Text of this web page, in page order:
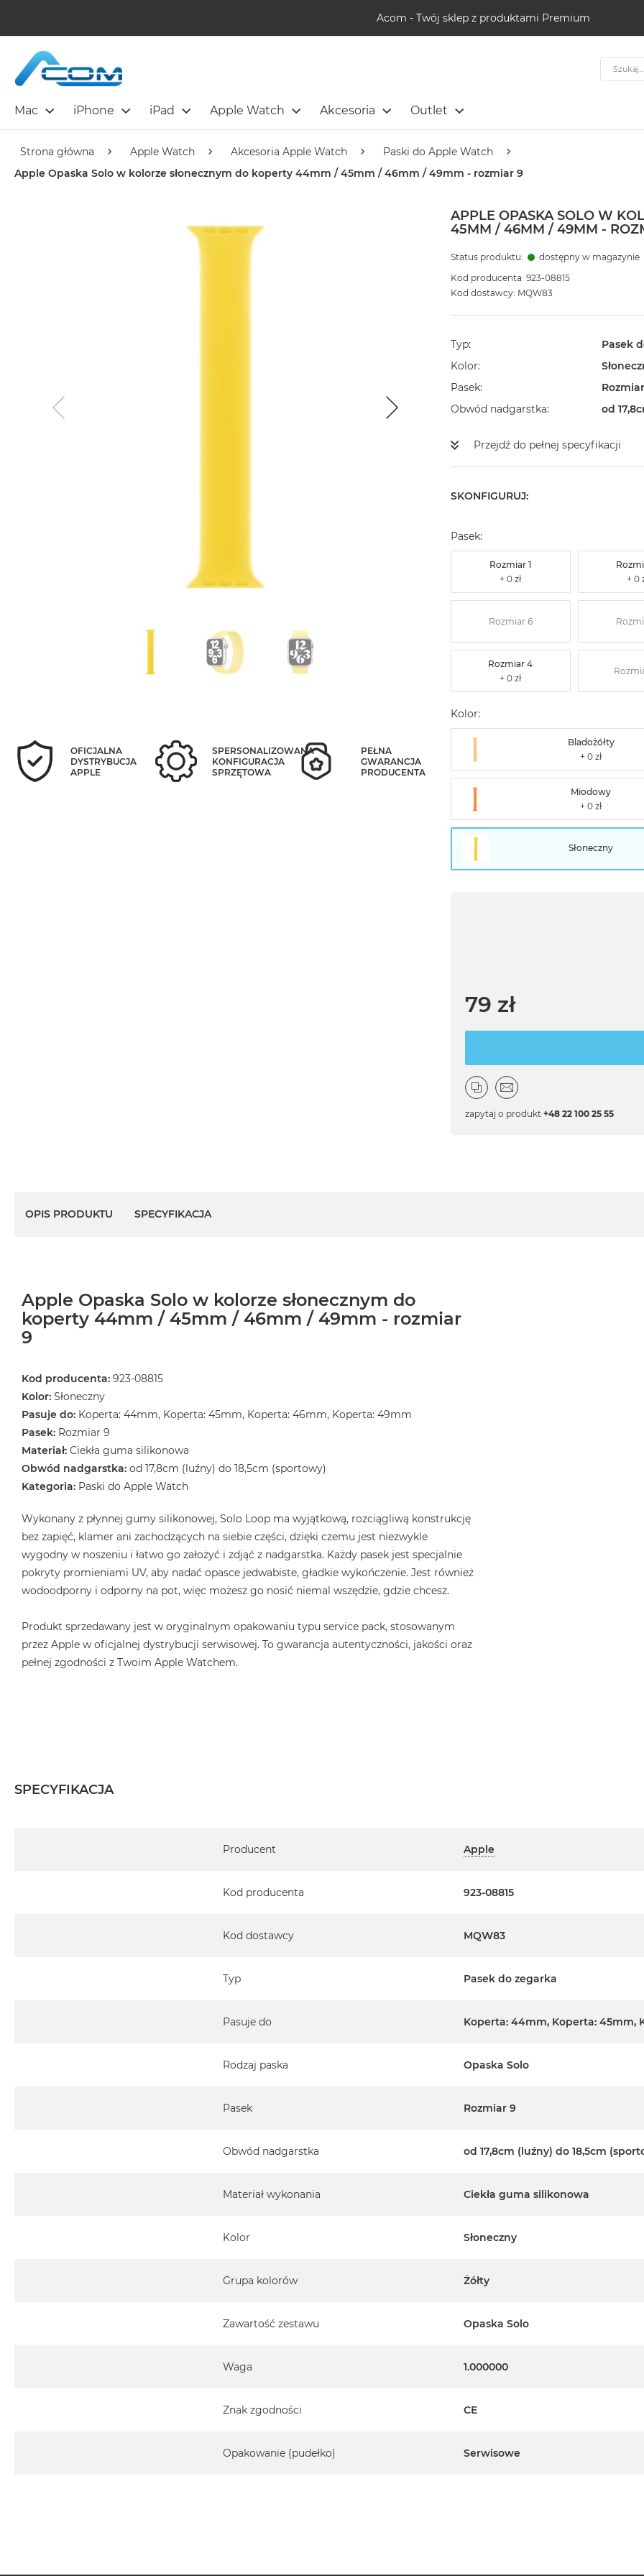
Acom - Twój sklep z produktami Premium
Mac iPhone iPad Apple Watch Akcesoria Outlet
Szukaj
Strona główna Apple Watch Akcesoria Apple Watch
Paski do Apple Watch
Apple Opaska Solo w kolorze słonecznym do koperty 44mm / 45mm / 46mm / 49mm - rozmiar 9
APPLE OPASKA SOLO W
45MM / 46MM / 49MM -
Status produktu:
dostępny w magazynie
Kod producenta: 923-08815
Kod dostawcy: MQW83
Typ
Pasek
Kolor
Pasek
Obwód nadgarstka
od
Przejdź do pełnej specyfikacji
SKONFIGURUJ:
Pasek:
Rozmiar 1
Rozmiar 6
Rozmiar 4
Kolor:
Bladożółty
Miodowy
Słoneczny
79 zł
zapytaj o produkt +48 22 100 25 55
OFICJALNA
DYSTRYBUCJA
APPLE
SPERSONALIZOWANA
KONFIGURACJA
SPRZĘTOWA
PEŁNA
GWARANCJA
PRODUCENTA
OPIS PRODUKTU SPECYFIKACJA
Apple Opaska Solo w kolorze słonecznym do
koperty 44mm / 45mm / 46mm / 49mm - rozmiar
9
Kod producenta: 923-08815
Kolor: Słoneczny
Pasuje do: Koperta: 44mm, Koperta: 45mm, Koperta: 46mm, Koperta: 49mm
Pasek: Rozmiar 9
Materiał: Ciekła guma silikonowa
Obwód nadgarstka: od 17,8cm (luźny) do 18,5cm (sportowy)
Kategoria: Paski do Apple Watch
Wykonany z płynnej gumy silikonowej, Solo Loop ma wyjątkową, rozciągliwą konstrukcję
bez zapięć, klamer ani zachodzących na siebie części, dzięki czemu jest niezwykle
wygodny w noszeniu i łatwo go założyć i zdjąć z nadgarstka. Każdy pasek jest specjalnie
pokryty promieniami UV, aby nadać opasce jedwabiste, gładkie wykończenie. Jest również
wodoodporny i odporny na pot, więc możesz go nosić niemal wszędzie, gdzie chcesz.
Produkt sprzedawany jest w oryginalnym opakowaniu typu service pack, stosowanym
przez Apple w oficjalnej dystrybucji serwisowej. To gwarancja autentyczności, jakości oraz
pełnej zgodności z Twoim Apple Watchem.
SPECYFIKACJA
Producent
Apple
Kod producenta 923-08815
Kod dostawcy MQW83
Typ Pasek do zegarka
Pasuje do Koperta: 44mm, Koperta: 45mm,
Rodzaj paska Opaska Solo
Pasek Rozmiar 9
Obwód nadgarstka od 17,8cm (luźny) do 18,5cm
Materiał wykonania Ciekła guma silikonowa
Kolor Słoneczny
Grupa kolorów Żółty
Zawartość zestawu Opaska Solo
Waga 1.000000
Znak zgodności CE
Opakowanie (pudełko) Serwisowe